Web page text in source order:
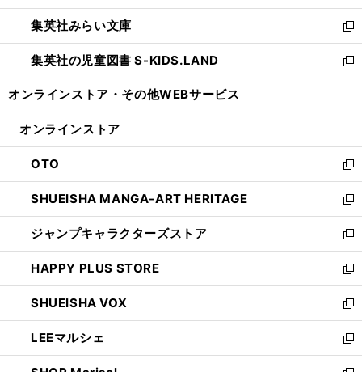
開
く
ウ
で
開
く
ン
ド
ウ
で
ウ
ィ
ン
ド
開
集英社みらい文庫
新
し
い
ン
ウ
で
開
く
集英社の児童図書 S-KIDS.LAND
新
ウ
ン
ド
ウ
で
開
く
オンラインストア・ その他WEBサービス
オンラインストア
OTO
新
し
い
ウ
ィ
ン
ド
ウ
で
開
く
SHUEISHA MANGA-ART HERITAGE
新
し
い
ウ
ィ
ン
ド
ウ
で
開
ジャンプキャラクターズストア
新
し
い
ウ
ィ
ン
ド
ウ
HAPPY PLUS STORE
新
し
い
ウ
ィ
ン
SHUEISHA VOX
新
し
い
ウ
LEEマルシェ
新
し